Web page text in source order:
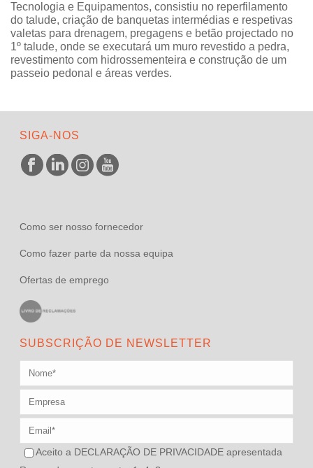
Tecnologia e Equipamentos, consistiu no reperfilamento
do talude, criação de banquetas intermédias e respetivas
valetas para drenagem, pregagens e betão projectado no
1º talude, onde se executará um muro revestido a pedra,
revestimento com hidrossementeira e construção de um
passeio pedonal e áreas verdes.
SIGA-NOS
Como ser nosso fornecedor
Como fazer parte da nossa equipa
Ofertas de emprego
SUBSCRIÇÃO DE NEWSLETTER
Aceito a DECLARAÇÃO DE PRIVACIDADE apresentada